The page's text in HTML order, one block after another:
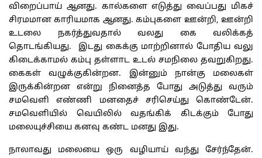
விறைப்பாய் ஆனது. கால்களை எடுத்து வைப்பது மிகச்
சிரமமான காரியமாக ஆனது.கம்புகளை ஊன்றி,ஊன்றி
உடலை
நகர்த்துவதால் வலது கை
வலிக்கத்
தொடங்கியது. இடது கைக்கு மாற்றினால் போதிய வலு
கிடைக்காமல் கம்பு தள்ளாட உடல் சமநிலை தவறுகிறது.
கைகள்
வழுக்குகின்றன. இன்னும் நான்கு
மலைகள்
இருக்கின்றன
என்று நினைத்த போது அடுத்து
வரும்
சமவெளி
எண்ணி மனதைச் சரிசெய்து கொண்டேன்.
சமவெளியில்
வெயிலில் வதங்கிக் கிடக்கும்
போது
மலையுச்சியை கனவு கண்ட மனது இது.
நாலாவது மலையை ஒரு வழியாய் வந்து சேர்ந்தேன்.